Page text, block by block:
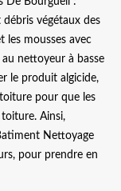
débris végétaux des
les mousses avec
nettoyeur à basse
le produit algicide,
pour que les
Ainsi,
Nettoyage
pour prendre en